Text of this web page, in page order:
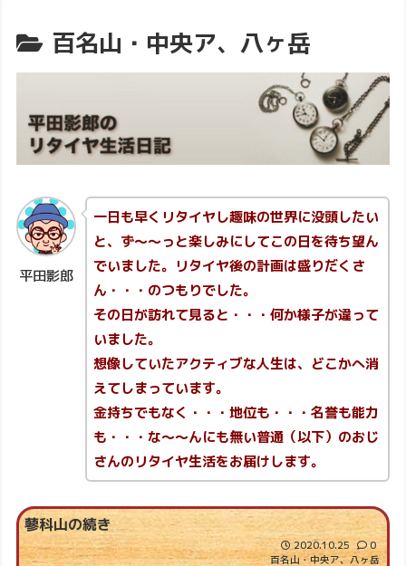
百名山・中央ア、八ヶ岳
平田影郎
一日も早くリタイヤし趣味の世界に没頭したい
と、ず～～っと楽しみにしてこの日を待ち望ん
でいました。リタイヤ後の計画は盛りだくさ
ん・・・のつもりでした。
その日が訪れて見ると・・・何か様子が違って
いました。
想像していたアクティブな人生は、どこかへ消
えてしまっています。
金持ちでもなく・・・地位も・・・名誉も能力
も・・・な～～んにも無い普通（以下）のおじ
さんのリタイヤ生活をお届けします。
蓼科山の続き
2020.10.25
0
百名山・中央ア、八ヶ岳